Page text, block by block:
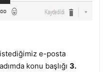
e-posta
konu başlığı 3.